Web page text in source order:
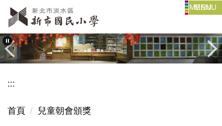
跳
到
主
要
內
區
MENU
:::
首頁 兒童朝會頒獎